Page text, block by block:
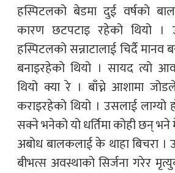
हस्पिटलको बेडमा दुई वर्षको
कारण छटपटाइ रहेको थियो ।
हस्पिटलको सन्नाटालाई चिर्दै मानव
बनाइरहेको थियो । सायद त्यो
थियो क्या रे । बाँच्ने आशामा
कराइरहेको थियो । उसलाई लाग्यो
सक्ने भनेको यो धर्तिमा कोही छन् भने
अबोध बालकलाई के थाहा बिचरा ।
बीभत्स अवस्थाको सिर्जना गरेर